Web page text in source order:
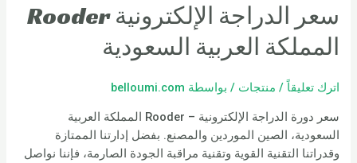
سعر الدراجة الإلكترونية Rooder
المملكة العربية السعودية
اترك تعليقاً / منتجات / بواسطة belloumi.com
سعر دورة الدراجة الإلكترونية – Rooder المملكة العربية
السعودية، الصين الموردين والمصنع. بفضل إدارتنا الممتازة
وقدراتنا التقنية القوية وتقنية مراقبة الجودة الصارمة، فإننا نواصل